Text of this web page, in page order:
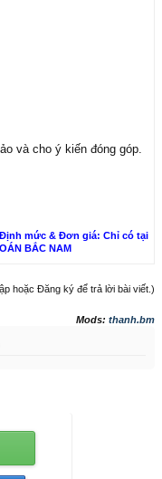
và cho ý kiến đóng góp.
mức & Đơn giá: Chỉ có tại
BẮC NAM
hoặc Đăng ký để trả lời bài viết.)
Mods: thanh.bm